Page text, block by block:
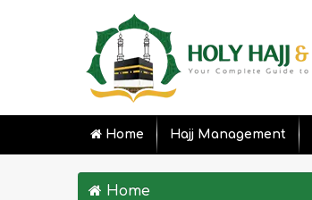
Home Hajj Management
Home